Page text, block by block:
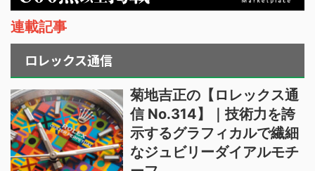
連載記事
ロレックス通信
菊地吉正の【ロレックス通
信 No.314】｜技術力を誇
示するグラフィカルで繊細
なジュビリーダイアルモチ